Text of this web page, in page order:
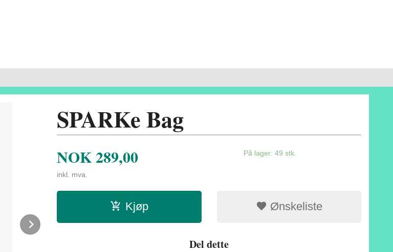
Next
SPARKe Bag
NOK289,00
inkl. mva.
På lager: 49 stk.
Kjøp Ønskeliste
Del dette